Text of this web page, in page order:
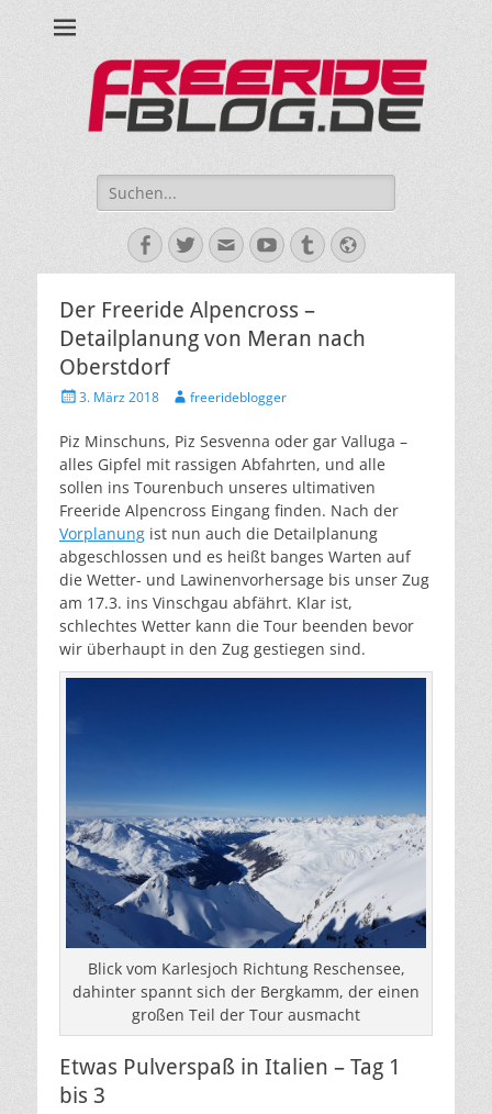
Suche
nach:
Facebook
Twitter
E-
Mail
YouTube
TumblrWebsite
Der Freeride Alpencross –
Detailplanung von Meran nach
Oberstdorf
Veröffentlicht
3. März 2018 Autorfreerideblogger
Piz Minschuns, Piz Sesvenna oder gar Valluga –
alles Gipfel mit rassigen Abfahrten, und alle
sollen ins Tourenbuch unseres ultimativen
Freeride Alpencross Eingang finden. Nach der
Vorplanung ist nun auch die Detailplanung
abgeschlossen und es heißt banges Warten auf
die Wetter- und Lawinenvorhersage bis unser Zug
am 17.3. ins Vinschgau abfährt. Klar ist,
schlechtes Wetter kann die Tour beenden bevor
wir überhaupt in den Zug gestiegen sind.
Blick vom Karlesjoch Richtung Reschensee,
dahinter spannt sich der Bergkamm, der einen
großen Teil der Tour ausmacht
Etwas Pulverspaß in Italien – Tag 1
bis 3